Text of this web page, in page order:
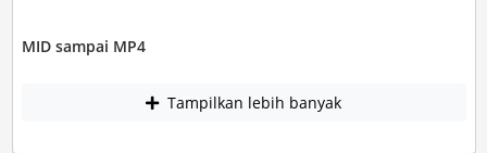
MID sampai MP4
Tampilkan lebih banyak